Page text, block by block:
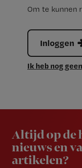
Om te kunnen
Inloggen
Ik heb nog
Altijd op de
nieuws en
artikelen?